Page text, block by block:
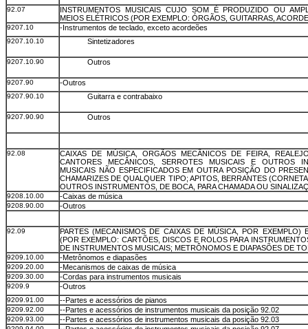
92.07
INSTRUMENTOS MUSICAIS CUJO SOM É PRODUZIDO OU
MEIOS ELÉTRICOS (POR EXEMPLO: ÓRGÃOS, GUITARRAS,
9207.10 -Instrumentos de teclado, exceto acordeões
9207.10.10 Sintetizadores
9207.10.90 Outros
9207.90 -Outros
9207.90.10 Guitarra e contrabaixo
9207.90.90 Outros
92.08
CAIXAS DE MÚSICA, ORGÃOS MECÂNICOS DE FEIRA,
CANTORES MECÂNICOS, SERROTES MUSICAIS E OUTROS
MUSICAIS NÃO ESPECIFICADOS EM OUTRA POSIÇÃO DO
CHAMARIZES DE QUALQUER TIPO; APITOS, BERRANTES
OUTROS INSTRUMENTOS, DE BOCA, PARA CHAMADA OU
9208.10.00 -Caixas de música
9208.90.00 -Outros
92.09
PARTES (MECANISMOS DE CAIXAS DE MÚSICA, POR EXEMPLO)
(POR EXEMPLO: CARTÕES, DISCOS E ROLOS PARA
DE INSTRUMENTOS MUSICAIS; METRÔNOMOS E DIAPASÕES DE
9209.10.00 -Metrônomos e diapasões
9209.20.00 -Mecanismos de caixas de música
9209.30.00 -Cordas para instrumentos musicais
9209.9 -Outros
9209.91.00 --Partes e acessórios de pianos
9209.92.00 --Partes e acessórios de instrumentos musicais da posição 92.02
9209.93.00 --Partes e acessórios de instrumentos musicais da posição 92.03